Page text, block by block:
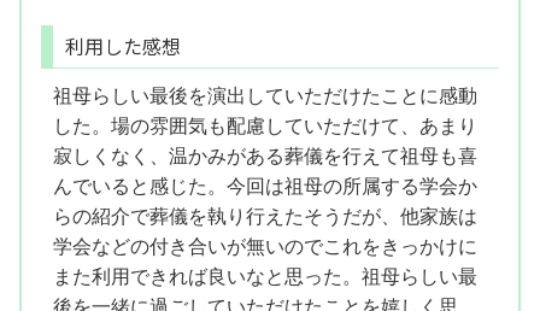
利用した感想
祖母らしい最後を演出していただけたことに感動
した。場の雰囲気も配慮していただけて、あまり
寂しくなく、温かみがある葬儀を行えて祖母も喜
んでいると感じた。今回は祖母の所属する学会か
らの紹介で葬儀を執り行えたそうだが、他家族は
学会などの付き合いが無いのでこれをきっかけに
また利用できれば良いなと思った。祖母らしい最